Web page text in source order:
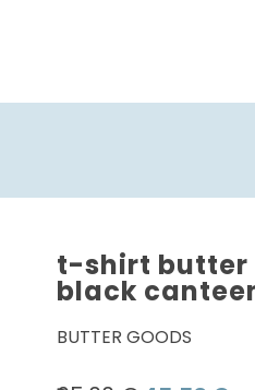
t-shirt butter
black
BUTTER GOODS